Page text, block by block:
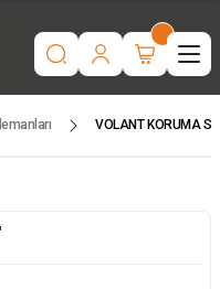
! MSH MAKİNA
artık yorulmak yok !
yararlanmak için
geçin!
VOLANT KORUMA